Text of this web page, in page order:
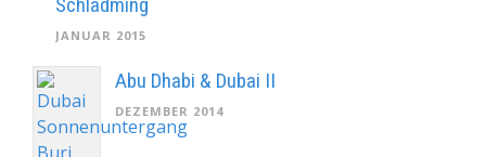
JANUAR 2015
Abu Dhabi & Dubai II
DEZEMBER 2014